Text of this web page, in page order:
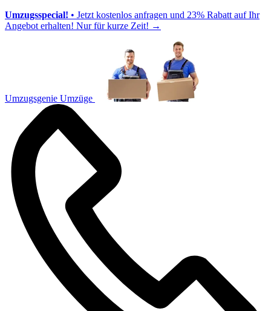
Umzugsspecial! • Jetzt kostenlos anfragen und 23% Rabatt auf Ihr
Angebot erhalten! Nur für kurze Zeit! →
Umzugsgenie Umzüge